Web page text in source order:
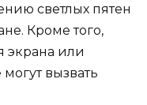
светлых пятен
Кроме того,
экрана или
вызвать